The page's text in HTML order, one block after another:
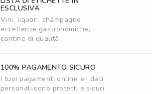
ESCLUSIVA
Vini, liquori, champagne,
eccellenze gastronomiche,
cantine di qualità.
100% PAGAMENTO SICURO
I tuoi pagamenti online e i dati
personali sono protetti e sicuri.